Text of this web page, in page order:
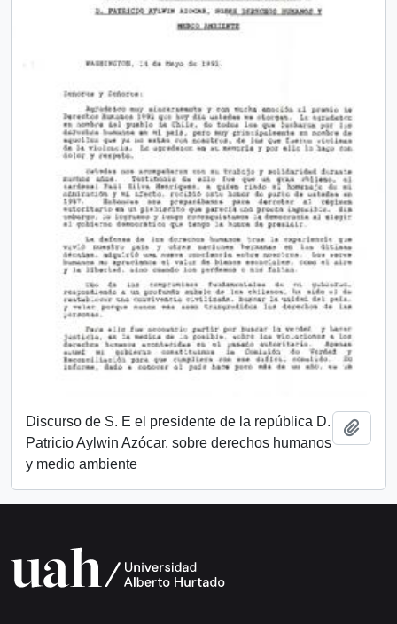
Discurso de S. E el presidente de la república D.
Patricio Aylwin Azócar, sobre derechos humanos
y medio ambiente